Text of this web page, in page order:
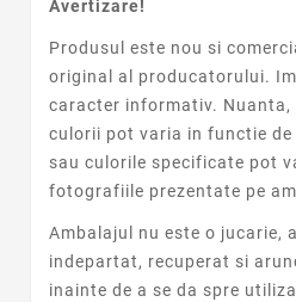
Avertizare!
Produsul este nou si
original al producatorului.
caracter informativ.
culorii pot varia in functie de
sau culorile specificate pot
fotografiile prezentate pe
Ambalajul nu este o jucarie,
indepartat, recuperat si
inainte de a se da spre